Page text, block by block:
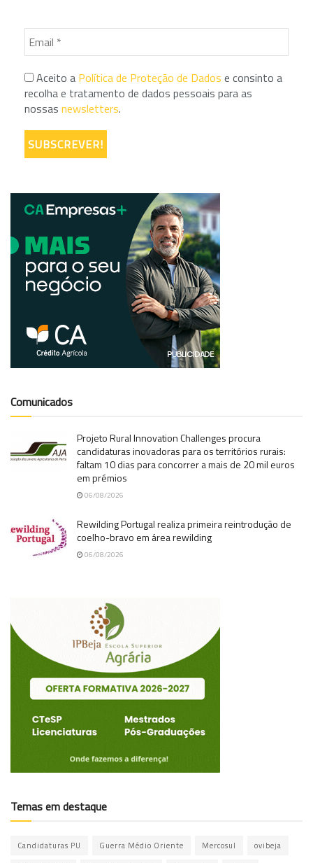
Aceito a Política de Proteção de Dados e consinto a
recolha e tratamento de dados pessoais para as
nossas newsletters.
Comunicados
Projeto Rural Innovation Challenges procura
candidaturas inovadoras para os territórios rurais:
faltam 10 dias para concorrer a mais de 20 mil euros
em prémios
06/08/2026
Rewilding Portugal realiza primeira reintrodução de
coelho-bravo em área rewilding
06/08/2026
Temas em destaque
Candidaturas PU Guerra Médio Oriente Mercosul ovibeja